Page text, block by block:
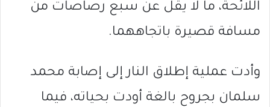
اللائحة، ما لا يقل عن سبع رصاصات من
مسافة قصيرة باتجاههما.
وأدت عملية إطلاق النار إلى إصابة محمد
سلمان بجروح بالغة أودت بحياته، فيما